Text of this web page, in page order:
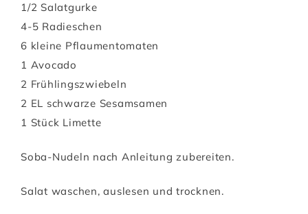
1/2 Salatgurke
4-5 Radieschen
6 kleine Pflaumentomaten
1 Avocado
2 Frühlingszwiebeln
2 EL schwarze Sesamsamen
1 Stück Limette
Soba-Nudeln nach Anleitung zubereiten.
Salat waschen, auslesen und trocknen.